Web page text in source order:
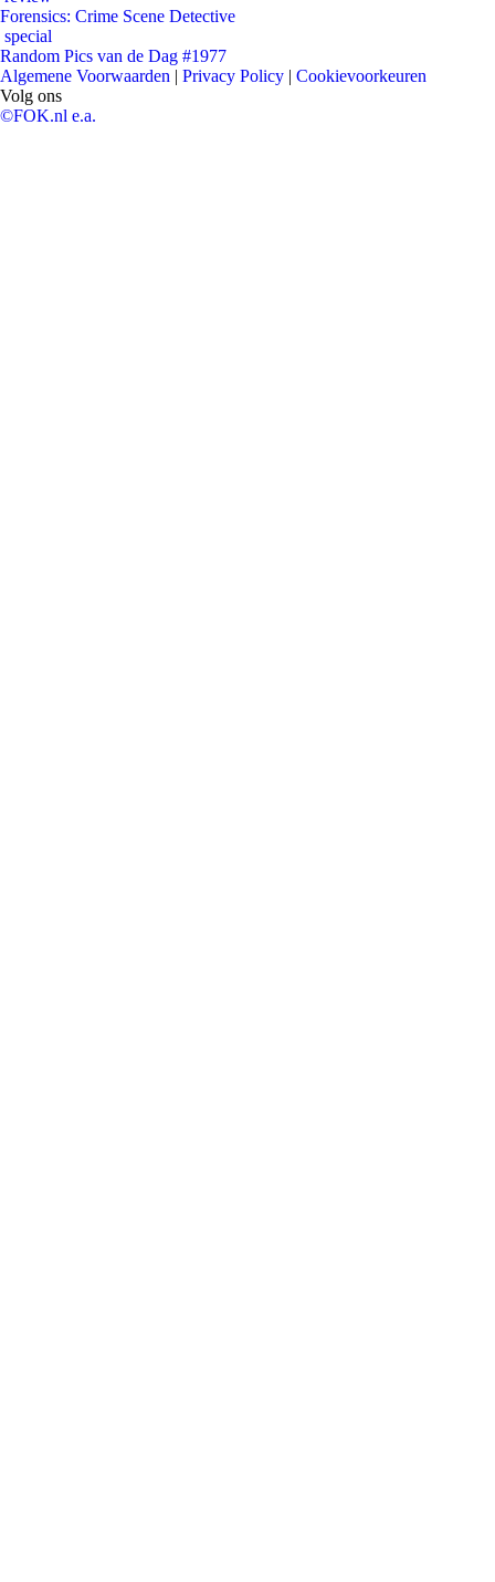
Forensics: Crime Scene Detective
special
Random Pics van de Dag #1977
Algemene Voorwaarden | Privacy Policy | Cookievoorkeuren
Volg ons
©FOK.nl e.a.